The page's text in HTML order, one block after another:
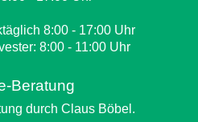
8:00 - 17:00 Uhr
8:00 - 11:00 Uhr
Beratung
durch Claus Böbel.